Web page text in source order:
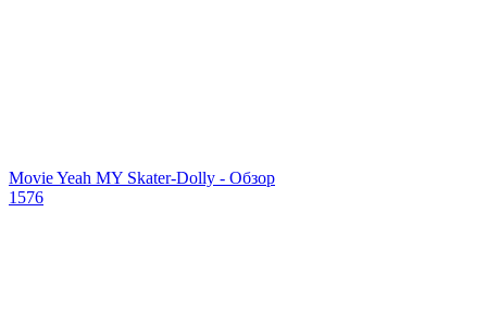
Movie Yeah MY Skater-Dolly - Обзор
1576